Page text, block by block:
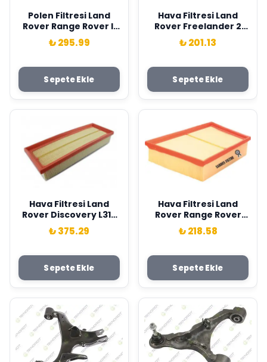
Polen Filtresi Land
Rover Range Rover Iı
P38A 94>02 Sardes
LR030219
₺ 295.99
Sepete Ekle
Hava Filtresi Land
Rover Freelander 2
224Dt L359 Td4 06>14
Sardes LR005816
₺ 201.13
Sepete Ekle
Hava Filtresi Land
Rover Discovery L319
L462 Range Rover L405
L494 Sardes LR161843
₺ 375.29
Sepete Ekle
Hava Filtresi Land
Rover Range Rover
Evoque L551 L538
Discovery Sport L550
X540 17> Sardes
LR071942-T2H8107
₺ 218.58
Sepete Ekle